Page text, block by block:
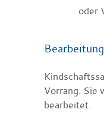
oder
Vorrang. Sie
bearbeitet.